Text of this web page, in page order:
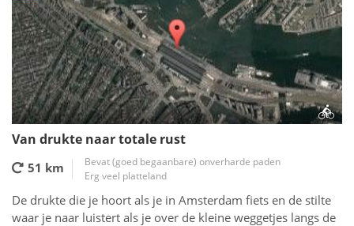
Van drukte naar totale rust
51 km
Bevat (goed begaanbare) onverharde paden
Erg veel platteland
De drukte die je hoort als je in Amsterdam fiets en de stilte
waar je naar luistert als je over de kleine weggetjes langs de